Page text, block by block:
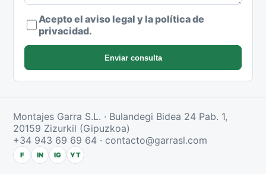
Acepto el aviso legal y la política de
privacidad.
Enviar consulta
Montajes Garra S.L. · Bulandegi Bidea 24 Pab. 1,
20159 Zizurkil (Gipuzkoa)
+34 943 69 69 64 · contacto@garrasl.com
F IN IG YT